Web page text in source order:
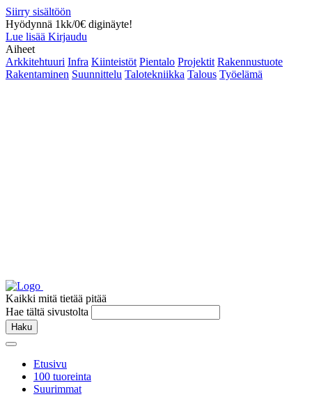
Siirry sisältöön
Hyödynnä 1kk/0€ diginäyte!
Lue lisää Kirjaudu
Aiheet
Arkkitehtuuri Infra Kiinteistöt Pientalo Projektit Rakennustuote
Rakentaminen Suunnittelu Talotekniikka Talous Työelämä
Kaikki mitä tietää pitää
Hae tältä sivustolta
Haku
Etusivu
100 tuoreinta
Suurimmat